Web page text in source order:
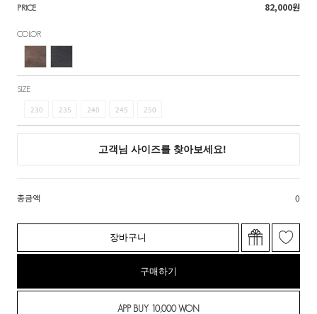
PRICE 82,000원
COLOR
SIZE
230 235 240 245 250
총금액 0
장바구니
구매하기